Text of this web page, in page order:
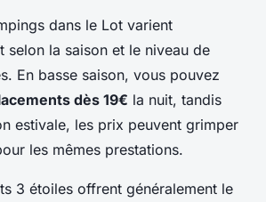
dans le Lot varient
selon la saison et le niveau de
En basse saison, vous pouvez
dès 19€ la nuit, tandis
estivale, les prix peuvent grimper
les mêmes prestations.
3 étoiles offrent généralement le